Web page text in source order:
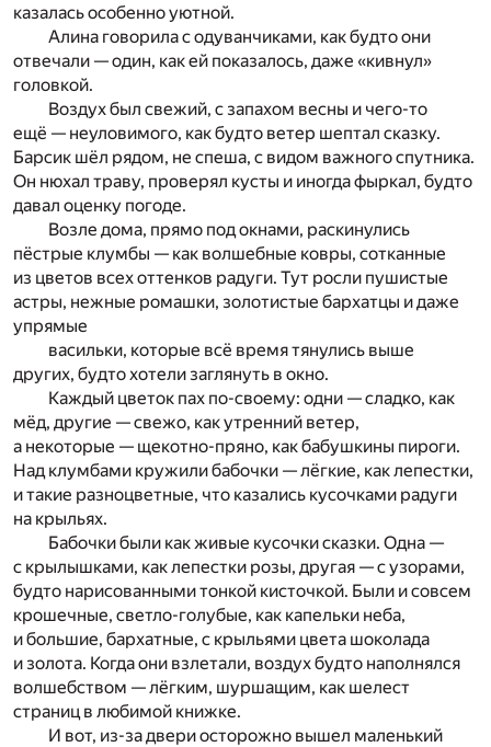
казалась особенно уютной.
Алина говорила с одуванчиками, как будто они
отвечали — один, как ей показалось, даже «кивнул»
головкой.
Воздух был свежий, с запахом весны и чего-то
ещё — неуловимого, как будто ветер шептал сказку.
Барсик шёл рядом, не спеша, с видом важного спутника.
Он нюхал траву, проверял кусты и иногда фыркал, будто
давал оценку погоде.
Возле дома, прямо под окнами, раскинулись
пёстрые клумбы — как волшебные ковры, сотканные
из цветов всех оттенков радуги. Тут росли пушистые
астры, нежные ромашки, золотистые бархатцы и даже
упрямые
васильки, которые всё время тянулись выше
других, будто хотели заглянуть в окно.
Каждый цветок пах по-своему: одни — сладко, как
мёд, другие — свежо, как утренний ветер,
а некоторые — щекотно-пряно, как бабушкины пироги.
Над клумбами кружили бабочки — лёгкие, как лепестки,
и такие разноцветные, что казались кусочками радуги
на крыльях.
Бабочки были как живые кусочки сказки. Одна —
с крылышками, как лепестки розы, другая — с узорами,
будто нарисованными тонкой кисточкой. Были и совсем
крошечные, светло-голубые, как капельки неба,
и большие, бархатные, с крыльями цвета шоколада
и золота. Когда они взлетали, воздух будто наполнялся
волшебством — лёгким, шуршащим, как шелест
страниц в любимой книжке.
И вот, из-за двери осторожно вышел маленький